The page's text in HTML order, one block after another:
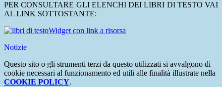
PER CONSULTARE GLI ELENCHI DEI LIBRI DI TESTO VAI
AL LINK SOTTOSTANTE:
Widget con link a risorsa
Notizie
Questo sito o gli strumenti terzi da questo utilizzati si avvalgono di
cookie necessari al funzionamento ed utili alle finalità illustrate nella
COOKIE POLICY.